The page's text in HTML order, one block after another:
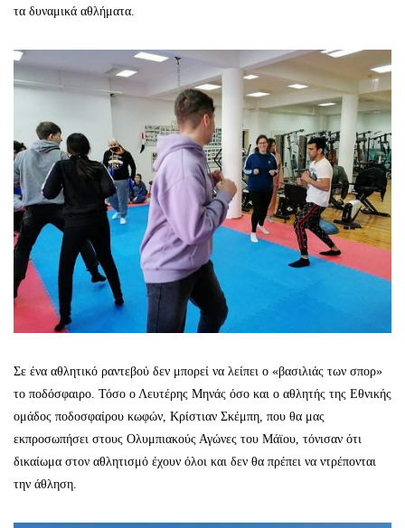
τα δυναμικά αθλήματα.
Σε ένα αθλητικό ραντεβού δεν μπορεί να λείπει ο «βασιλιάς των σπορ»
το ποδόσφαιρο. Τόσο ο Λευτέρης Μηνάς όσο και ο αθλητής της Εθνικής
ομάδος ποδοσφαίρου κωφών, Κρίστιαν Σκέμπη, που θα μας
εκπροσωπήσει στους Ολυμπιακούς Αγώνες του Μάϊου, τόνισαν ότι
δικαίωμα στον αθλητισμό έχουν όλοι και δεν θα πρέπει να ντρέπονται
την άθληση.